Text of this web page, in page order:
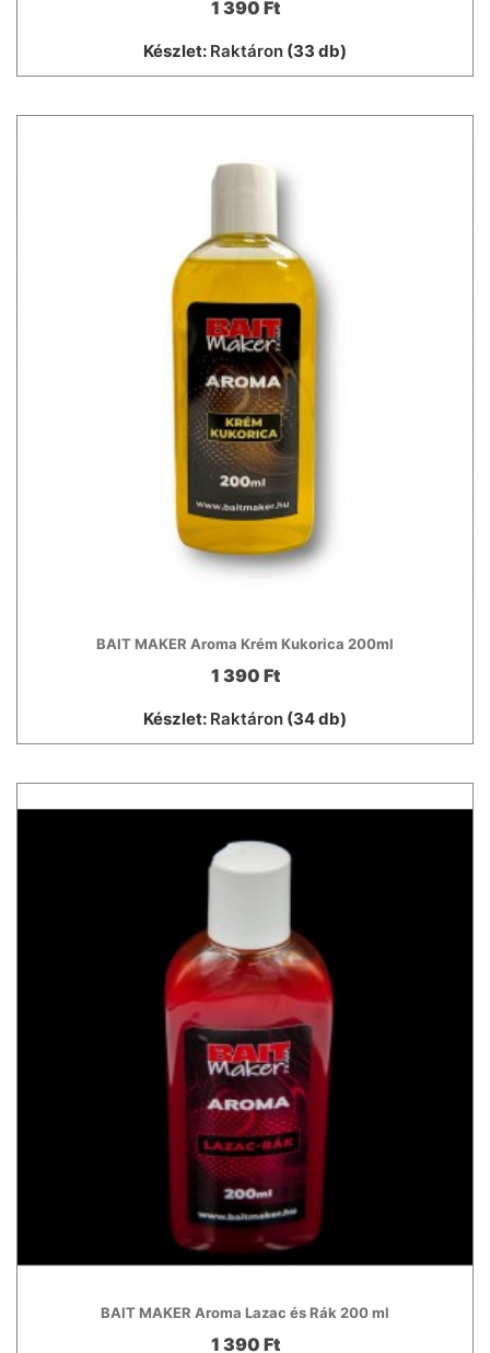
1 390 Ft
Készlet: Raktáron (33 db)
BAIT MAKER Aroma Krém Kukorica 200ml
1 390 Ft
Készlet: Raktáron (34 db)
BAIT MAKER Aroma Lazac és Rák 200 ml
1 390 Ft